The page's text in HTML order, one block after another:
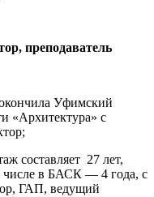
преподаватель
Уфимский
«Архитектура» с
составляет 27 лет,
числе в БАСК — 4 года, с
ГАП, ведущий